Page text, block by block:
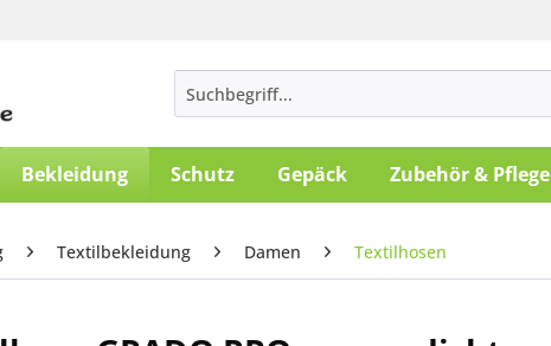
Bekleidung Schutz Gepäck Zubehör & Pflege
Textilbekleidung Damen Textilhosen